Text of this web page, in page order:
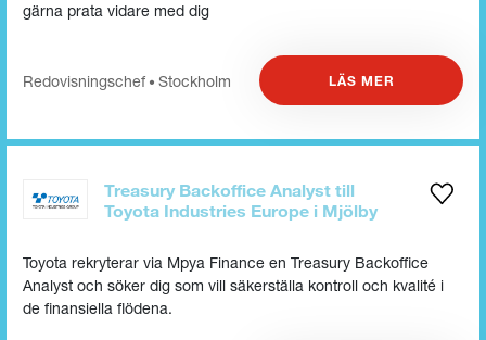
gärna prata vidare med dig
Redovisnings­chef• Stockholm LÄS MER
Treasury Backoffice Analyst till
Toyota Industries Europe i Mjölby
Toyota rekryterar via Mpya Finance en Treasury Backoffice
Analyst och söker dig som vill säkerställa kontroll och kvalité i
de finansiella flödena.